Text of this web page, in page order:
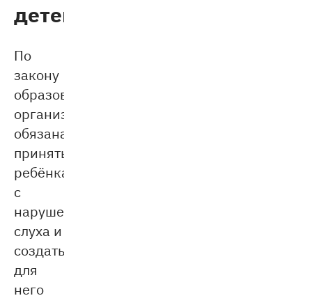
детей
По
закону
образовательная
организация
обязана
принять
ребёнка
с
нарушениями
слуха и
создать
для
него